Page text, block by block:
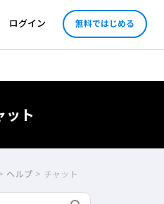
ログイン 無料ではじめる
ット
ヘルプ > チャット